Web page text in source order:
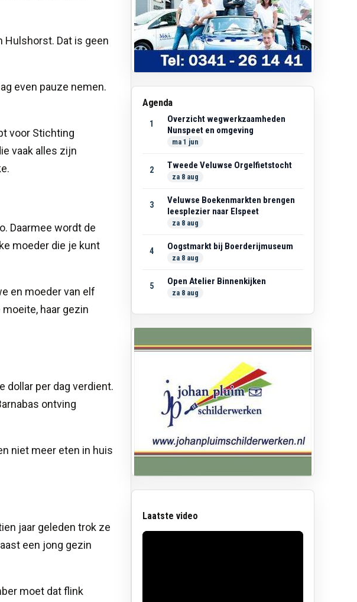
Hulshorst. Dat is geen
even pauze nemen.
voor Stichting
vaak alles zijn
Daarmee wordt de
moeder die je kunt
en moeder van elf
haar gezin
dollar per dag verdient.
ontving
niet meer eten in huis
jaar geleden trok ze
een jong gezin
moet dat flink
Agenda
1
Overzicht wegwerkzaamheden
Nunspeet en omgeving
ma 1 jun
2 Tweede Veluwse Orgelfietstocht
za 8 aug
3
Veluwse Boekenmarkten brengen
leesplezier naar Elspeet
za 8 aug
4 Oogstmarkt bij Boerderijmuseum
za 8 aug
5 Open Atelier Binnenkijken
za 8 aug
Laatste video